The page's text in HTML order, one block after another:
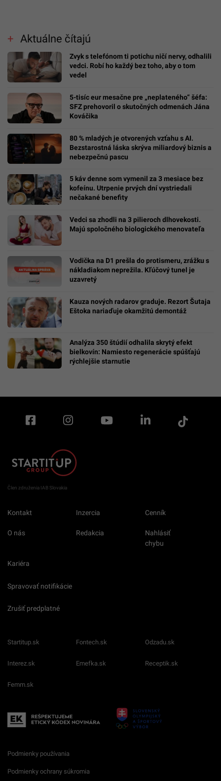
Aktuálne čítajú
Zvyk s telefónom ti potichu ničí nervy, odhalili
vedci. Robí ho každý bez toho, aby o tom
vedel
5-tisíc eur mesačne pre „neplateného“ šéfa:
SFZ prehovoril o skutočných odmenách Jána
Kováčika
80 % mladých je otvorených vzťahu s AI.
Bezstarostná láska skrýva miliardový biznis a
nebezpečnú pascu
5 káv denne som vymenil za 3 mesiace bez
kofeínu. Utrpenie prvých dní vystriedali
nečakané benefity
Vedci sa zhodli na 3 pilieroch dlhovekosti.
Majú spoločného biologického menovateľa
Vodička na D1 prešla do protismeru, zrážku s
nákladiakom neprežila. Kľúčový tunel je
uzavretý
Kauza nových radarov graduje. Rezort Šutaja
Eštoka nariaďuje okamžitú demontáž
Analýza 350 štúdií odhalila skrytý efekt
bielkovín: Namiesto regenerácie spúšťajú
rýchlejšie starnutie
Člen združenia IAB Slovakia
Kontakt Inzercia Cenník
O nás Redakcia
Nahlásiť
chybu
Kariéra
Spravovať notifikácie
Zrušiť predplatné
Startitup.sk Fontech.sk Odzadu.sk
Interez.sk Emefka.sk Receptik.sk
Femm.sk
Podmienky používania
Podmienky ochrany súkromia